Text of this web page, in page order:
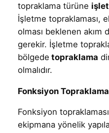
topraklama türüne
İşletme topraklaması,
olması beklenen akım
gerekir. İşletme
bölgede topraklama
olmalıdır.
Fonksiyon
Fonksiyon
ekipmana yönelik